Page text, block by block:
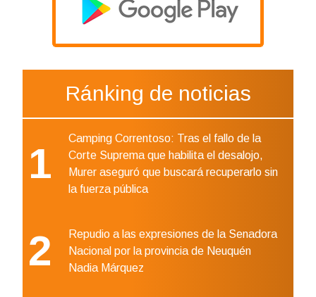
Ránking de noticias
1
Camping Correntoso: Tras el fallo de la
Corte Suprema que habilita el desalojo,
Murer aseguró que buscará recuperarlo sin
la fuerza pública
2
Repudio a las expresiones de la Senadora
Nacional por la provincia de Neuquén
Nadia Márquez